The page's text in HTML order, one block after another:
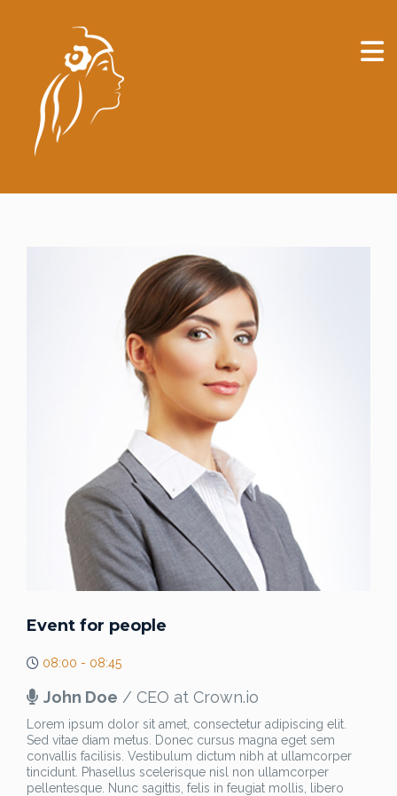
Event for people
08:00 - 08:45
John Doe / CEO at Crown.io
Lorem ipsum dolor sit amet, consectetur adipiscing elit.
Sed vitae diam metus. Donec cursus magna eget sem
convallis facilisis. Vestibulum dictum nibh at ullamcorper
tincidunt. Phasellus scelerisque nisl non ullamcorper
pellentesque. Nunc sagittis, felis in feugiat mollis, libero